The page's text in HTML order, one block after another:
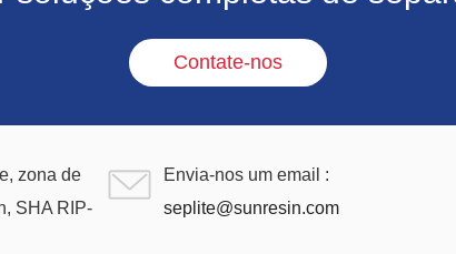
Contate-nos
zona de
SHA RIP-
Envia-nos um email :
seplite@sunresin.com